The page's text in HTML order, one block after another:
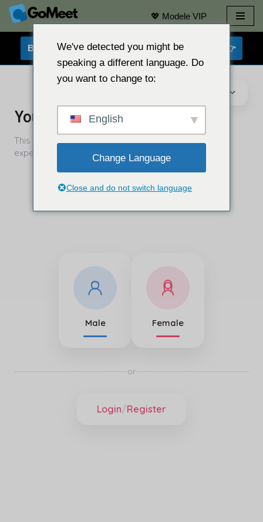
Przejdź
treści
💖 Modele VIP
BEZPŁATNY CZAT Z KAMERĄ INTERNETOWĄ 👉
We've detected you might be
speaking a different language. Do
you want to change to:
English
Change Language
Close and do not switch language